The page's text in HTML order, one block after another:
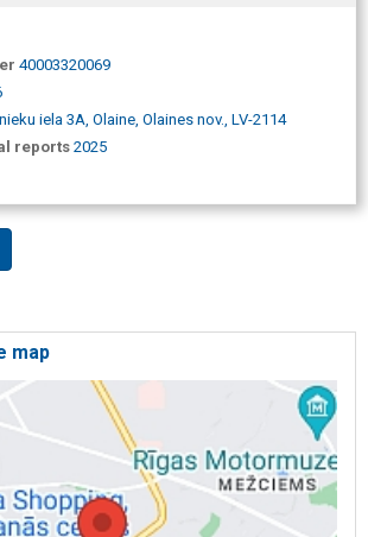
40003320069
iela 3A, Olaine, Olaines nov., LV-2114
reports 2025
map